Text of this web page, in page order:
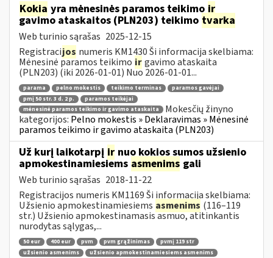
Kokia yra mėnesinės paramos teikimo ir
gavimo ataskaitos (PLN203) teikimo tvarka
Web turinio sąrašas 2025-12-15
Registracijos numeris KM1430 Ši informacija skelbiama:
Mėnesinė paramos teikimo irgavimo ataskaita
(PLN203) (iki 2026-01-01) Nuo 2026-01-01...
parama pelno mokestis teikimo terminas
paramos gavėjai
pmį 50 str. 3 d. 2 p.
paramos teikėjai
mėnesinė paramos teikimo ir gavimo ataskaita
Mokesčių žinyno
kategorijos: Pelno mokestis » Deklaravimas » Mėnesinė
paramos teikimo ir gavimo ataskaita (PLN203)
Už kurį laikotarpį ir nuo kokios sumos užsienio
apmokestinamiesiems asmenims gali
Web turinio sąrašas 2018-11-22
Registracijos numeris KM1169 Ši informacija skelbiama:
Užsienio apmokestinamiesiems asmenims (116–119
str.) Užsienio apmokestinamasis asmuo, atitinkantis
nurodytas sąlygas,...
50 eur 400 eur pvm pvm grąžinimas
pvmį 119 str
užsienio asmenims
užsienio apmokestinamiesiems asmenims